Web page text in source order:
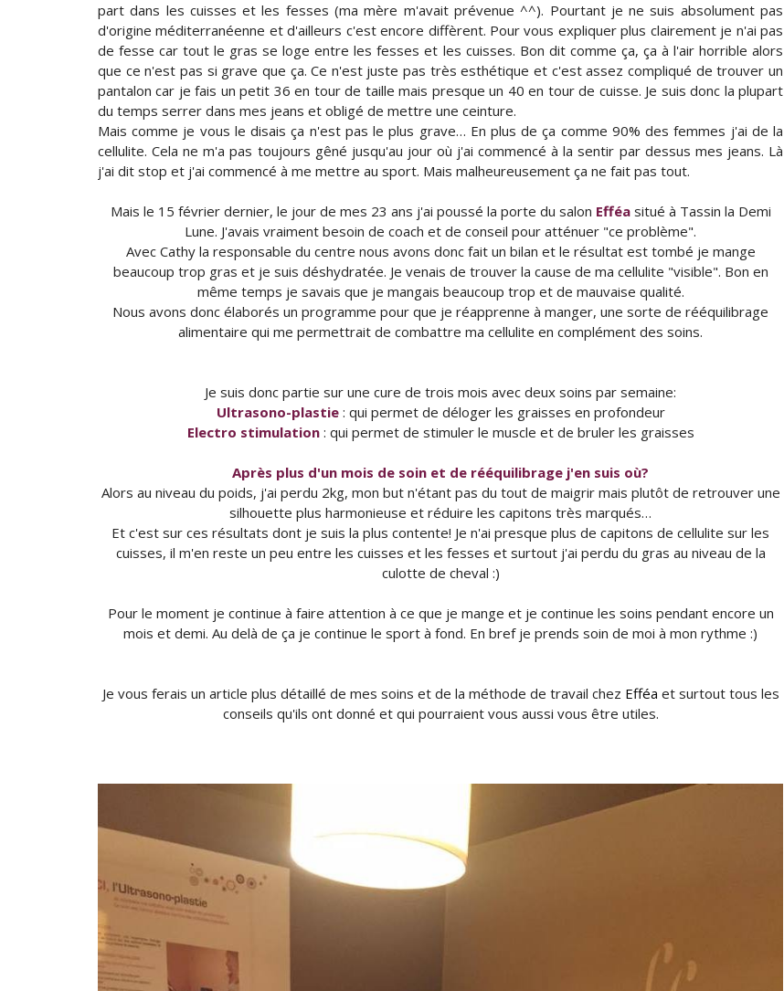
part dans les cuisses et les fesses (ma mère m'avait prévenue ^^). Pourtant je ne suis absolument pas
d'origine méditerranéenne et d'ailleurs c'est encore diffèrent. Pour vous expliquer plus clairement je n'ai pas
de fesse car tout le gras se loge entre les fesses et les cuisses. Bon dit comme ça, ça à l'air horrible alors
que ce n'est pas si grave que ça. Ce n'est juste pas très esthétique et c'est assez compliqué de trouver un
pantalon car je fais un petit 36 en tour de taille mais presque un 40 en tour de cuisse. Je suis donc la plupart
du temps serrer dans mes jeans et obligé de mettre une ceinture.
Mais comme je vous le disais ça n'est pas le plus grave… En plus de ça comme 90% des femmes j'ai de la
cellulite. Cela ne m'a pas toujours gêné jusqu'au jour où j'ai commencé à la sentir par dessus mes jeans. Là
j'ai dit stop et j'ai commencé à me mettre au sport. Mais malheureusement ça ne fait pas tout.
Mais le 15 février dernier, le jour de mes 23 ans j'ai poussé la porte du salon Efféasitué à Tassin la Demi
Lune. J'avais vraiment besoin de coach et de conseil pour atténuer "ce problème".
Avec Cathy la responsable du centre nous avons donc fait un bilan et le résultat est tombé je mange
beaucoup trop gras et je suis déshydratée. Je venais de trouver la cause de ma cellulite "visible". Bon en
même temps je savais que je mangais beaucoup trop et de mauvaise qualité.
Nous avons donc élaborés un programme pour que je réapprenne à manger, une sorte de rééquilibrage
alimentaire qui me permettrait de combattre ma cellulite en complément des soins.
Je suis donc partie sur une cure de trois mois avec deux soins par semaine:
Ultrasono-plastie: qui permet de déloger les graisses en profondeur
Electro stimulation: qui permet de stimuler le muscle et de bruler les graisses
Après plus d'un mois de soin et de rééquilibrage j'en suis où?
Alors au niveau du poids, j'ai perdu 2kg, mon but n'étant pas du tout de maigrir mais plutôt de retrouver une
silhouette plus harmonieuse et réduire les capitons très marqués…
Et c'est sur ces résultats dont je suis la plus contente! Je n'ai presque plus de capitons de cellulite sur les
cuisses, il m'en reste un peu entre les cuisses et les fesses et surtout j'ai perdu du gras au niveau de la
culotte de cheval :)
Pour le moment je continue à faire attention à ce que je mange et je continue les soins pendant encore un
mois et demi. Au delà de ça je continue le sport à fond. En bref je prends soin de moi à mon rythme :)
Je vous ferais un article plus détaillé de mes soins et de la méthode de travail chez Efféa et surtout tous les
conseils qu'ils ont donné et qui pourraient vous aussi vous être utiles.